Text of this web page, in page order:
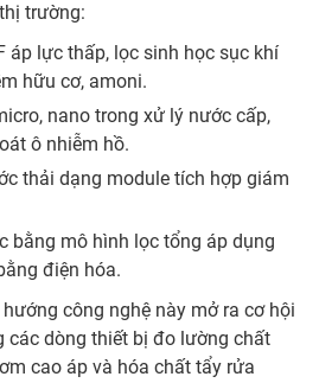
trường:
áp lực thấp, lọc sinh học sục khí
hữu cơ, amoni.
nano trong xử lý nước cấp,
ô nhiễm hồ.
thải dạng module tích hợp giám
bằng mô hình lọc tổng áp dụng
điện hóa.
công nghệ này mở ra cơ hội
các dòng thiết bị đo lường chất
cao áp và hóa chất tẩy rửa